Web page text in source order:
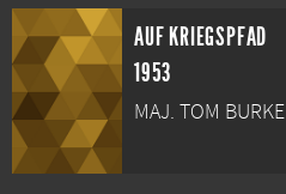
AUF KRIEGSPFAD
1953
MAJ. TOM BURKE